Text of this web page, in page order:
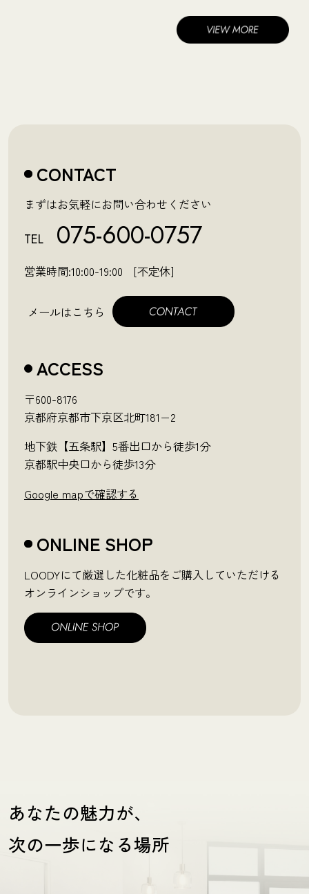
CONTACT
まずはお気軽にお問い合わせください
TEL 075-600-0757
営業時間:10:00-19:00 [不定休]
メールはこちら
ACCESS
〒600-8176
京都府京都市下京区北町181−2
地下鉄【五条駅】5番出口から徒歩1分
京都駅中央口から徒歩13分
Google mapで確認する
ONLINE SHOP
LOODYにて厳選した化粧品をご購入していただける
オンラインショップです。
あなたの魅力が、
次の一歩になる場所